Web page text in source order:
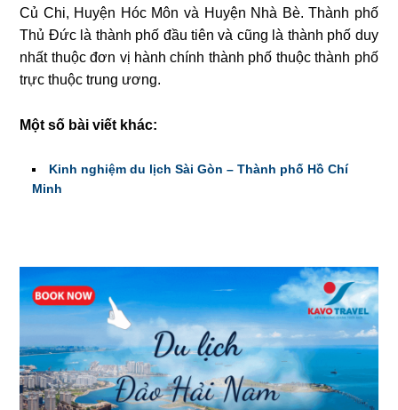
Củ Chi, Huyện Hóc Môn và Huyện Nhà Bè. Thành phố
Thủ Đức là thành phố đầu tiên và cũng là thành phố duy
nhất thuộc đơn vị hành chính thành phố thuộc thành phố
trực thuộc trung ương.
Một số bài viết khác:
Kinh nghiệm du lịch Sài Gòn – Thành phố Hồ Chí
Minh